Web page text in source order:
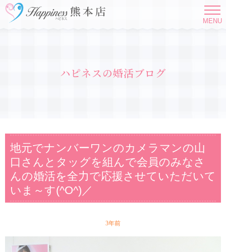
MENU
ハピネスの婚活ブログ
地元でナンバーワンのカメラマンの山
口さんとタッグを組んで会員のみなさ
んの婚活を全力で応援させていただいて
いま～す(^O^)／
3年前